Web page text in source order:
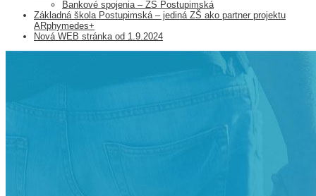
Bankové spojenia – ZŠ Postupimská
Základná škola Postupimská – jediná ZŠ ako partner projektu
ARphymedes+
Nová WEB stránka od 1.9.2024